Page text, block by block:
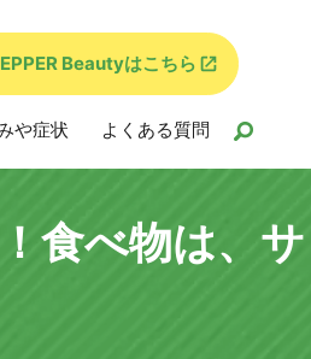
Beautyはこちら
や症状 よくある質問
食べ物は、サ